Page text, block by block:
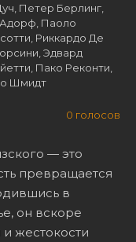
Петер Берлинг,
Паоло
Риккардо Де
Эдвард
Пако Реконти,
Шмидт
0 голосов
— это
превращается
в
он вскоре
жестокости